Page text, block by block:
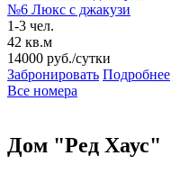
№6 Люкс с джакузи
1-3 чел.
42 кв.м
14000 руб./сутки
Забронировать Подробнее
Все номера
Дом "Ред Хаус"